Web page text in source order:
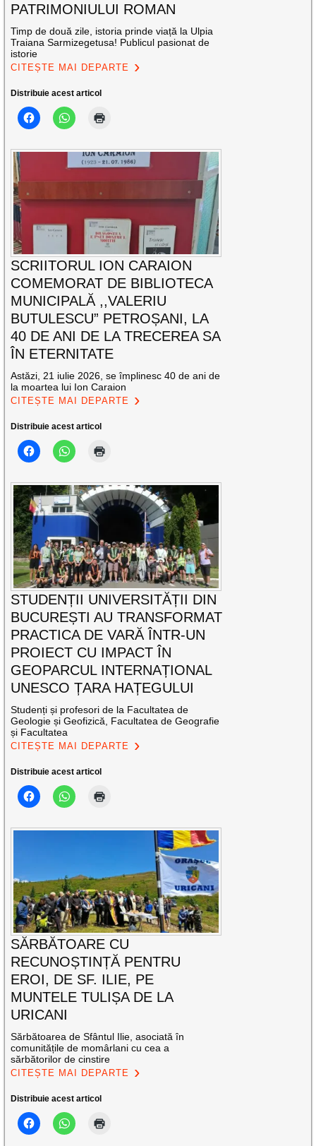
PATRIMONIULUI ROMAN
Timp de două zile, istoria prinde viață la Ulpia
Traiana Sarmizegetusa! Publicul pasionat de
istorie
CITEȘTE MAI DEPARTE
Distribuie acest articol
SCRIITORUL ION CARAION
COMEMORAT DE BIBLIOTECA
MUNICIPALĂ ,,VALERIU
BUTULESCU” PETROȘANI, LA
40 DE ANI DE LA TRECEREA SA
ÎN ETERNITATE
Astăzi, 21 iulie 2026, se împlinesc 40 de ani de
la moartea lui Ion Caraion
CITEȘTE MAI DEPARTE
Distribuie acest articol
STUDENȚII UNIVERSITĂȚII DIN
BUCUREȘTI AU TRANSFORMAT
PRACTICA DE VARĂ ÎNTR-UN
PROIECT CU IMPACT ÎN
GEOPARCUL INTERNAȚIONAL
UNESCO ȚARA HAȚEGULUI
Studenți și profesori de la Facultatea de
Geologie și Geofizică, Facultatea de Geografie
și Facultatea
CITEȘTE MAI DEPARTE
Distribuie acest articol
SĂRBĂTOARE CU
RECUNOȘTINȚĂ PENTRU
EROI, DE SF. ILIE, PE
MUNTELE TULIȘA DE LA
URICANI
Sărbătoarea de Sfântul Ilie, asociată în
comunitățile de momârlani cu cea a
sărbătorilor de cinstire
CITEȘTE MAI DEPARTE
Distribuie acest articol